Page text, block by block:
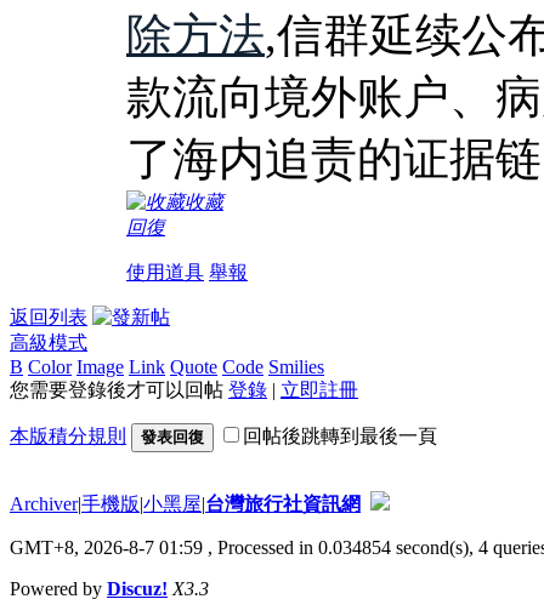
除方法,信群延续公
款流向境外账户、
了海内追责的证据
收藏
回復
使用道具 舉報
返回列表
高級模式
B Color Image Link Quote Code Smilies
您需要登錄後才可以回帖 登錄 | 立即註冊
本版積分規則 發表回復 回帖後跳轉到最後一頁
Archiver|手機版|小黑屋|台灣旅行社資訊網
GMT+8, 2026-8-7 01:59 , Processed in 0.034854 second(s), 4
Powered by Discuz! X3.3